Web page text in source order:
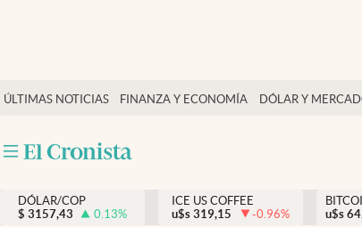
ÚLTIMAS NOTICIAS FINANZA Y ECONOMÍA DÓLAR Y
Salud y nutrición
Tiempo libre
DÓLAR/COP
$ 3157,43 0.13%
ICE US COFFEE
u$s 319,15 -0.96%
u$s